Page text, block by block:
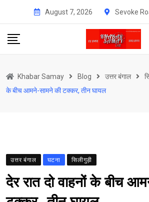
content
August 7, 2026 Sevoke
Khabar Samay Blog उत्तर बंगाल
के बीच आमने-सामने की टक्कर, तीन घायल
उत्तर बंगाल घटना सिलीगुड़ी
देर रात दो वाहनों के बीच